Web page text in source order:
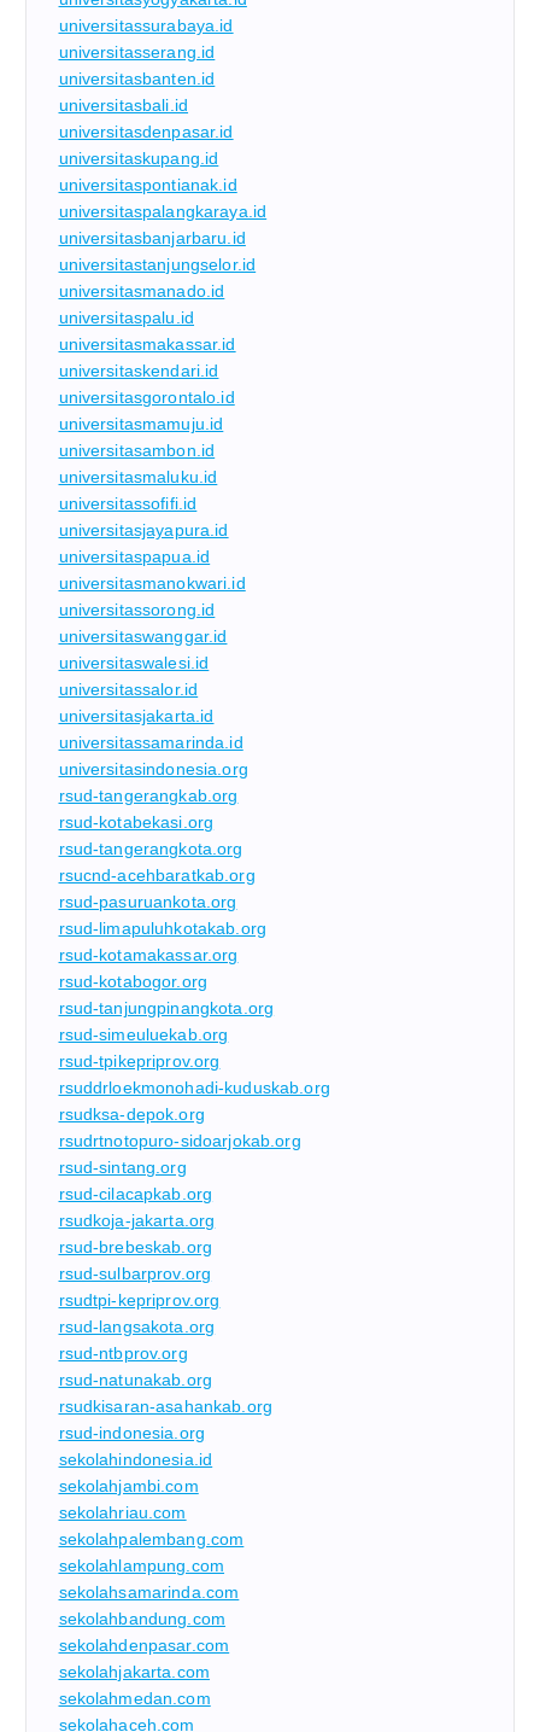
universitassurabaya.id
universitasserang.id
universitasbanten.id
universitasbali.id
universitasdenpasar.id
universitaskupang.id
universitaspontianak.id
universitaspalangkaraya.id
universitasbanjarbaru.id
universitastanjungselor.id
universitasmanado.id
universitaspalu.id
universitasmakassar.id
universitaskendari.id
universitasgorontalo.id
universitasmamuju.id
universitasambon.id
universitasmaluku.id
universitassofifi.id
universitasjayapura.id
universitaspapua.id
universitasmanokwari.id
universitassorong.id
universitaswanggar.id
universitaswalesi.id
universitassalor.id
universitasjakarta.id
universitassamarinda.id
universitasindonesia.org
rsud-tangerangkab.org
rsud-kotabekasi.org
rsud-tangerangkota.org
rsucnd-acehbaratkab.org
rsud-pasuruankota.org
rsud-limapuluhkotakab.org
rsud-kotamakassar.org
rsud-kotabogor.org
rsud-tanjungpinangkota.org
rsud-simeuluekab.org
rsud-tpikepriprov.org
rsuddrloekmonohadi-kuduskab.org
rsudksa-depok.org
rsudrtnotopuro-sidoarjokab.org
rsud-sintang.org
rsud-cilacapkab.org
rsudkoja-jakarta.org
rsud-brebeskab.org
rsud-sulbarprov.org
rsudtpi-kepriprov.org
rsud-langsakota.org
rsud-ntbprov.org
rsud-natunakab.org
rsudkisaran-asahankab.org
rsud-indonesia.org
sekolahindonesia.id
sekolahjambi.com
sekolahriau.com
sekolahpalembang.com
sekolahlampung.com
sekolahsamarinda.com
sekolahbandung.com
sekolahdenpasar.com
sekolahjakarta.com
sekolahmedan.com
sekolahaceh.com